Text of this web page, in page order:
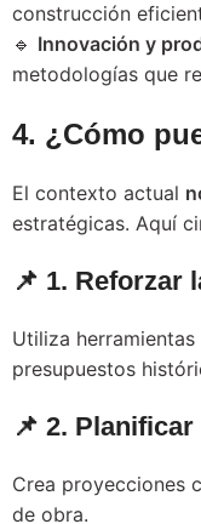
construcción
🔹 Innovación y
metodologías que
4. ¿Cómo
El contexto actual
estratégicas. Aquí
📌 1. Reforzar
Utiliza
presupuestos
📌 2.
Crea proyecciones
de obra.